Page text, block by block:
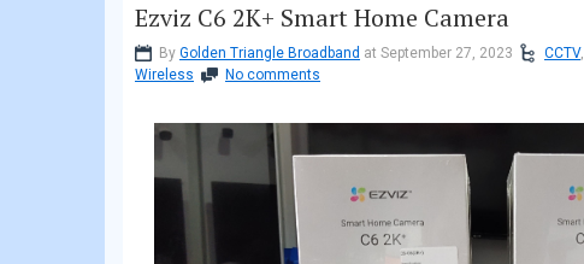
Ezviz C6 2K+ Smart Home Camera
By Golden Triangle Broadband at September 27, 2023 CCTV,
Wireless
No comments